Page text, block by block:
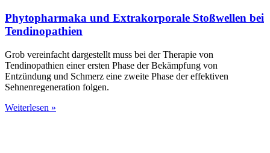
Phytopharmaka und Extrakorporale Stoßwellen bei
Tendinopathien
Grob vereinfacht dargestellt muss bei der Therapie von
Tendinopathien einer ersten Phase der Bekämpfung von
Entzündung und Schmerz eine zweite Phase der effektiven
Sehnenregeneration folgen.
Weiterlesen »